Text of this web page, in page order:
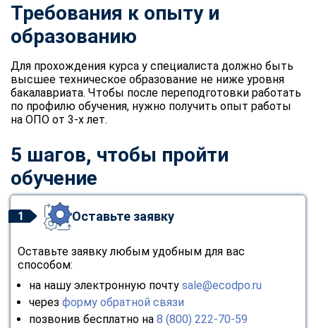
Требования к опыту и
образованию
Для прохождения курса у специалиста должно быть
высшее техническое образование не ниже уровня
бакалавриата. Чтобы после переподготовки работать
по профилю обучения, нужно получить опыт работы
на ОПО от 3-х лет.
5 шагов, чтобы пройти
обучение
1 Оставьте заявку
Оставьте заявку любым удобным для вас
способом:
на нашу электронную почту sale@ecodpo.ru
через форму обратной связи
позвонив бесплатно на 8 (800) 222-70-59
ChatApp
Мессенджеры
Свяжитесь с нами через любой удобный мессенджер!